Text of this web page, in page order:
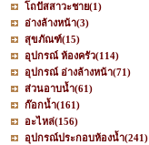
โถปัสสาวะชาย(1)
อ่างล้างหน้า(3)
สุขภัณฑ์(15)
อุปกรณ์ ห้องครัว(114)
อุปกรณ์ อ่างล้างหน้า(71)
ส่วนอาบน้ำ(61)
ก๊อกน้ำ(161)
อะไหล่(156)
อุปกรณ์ประกอบห้องน้ำ(241)